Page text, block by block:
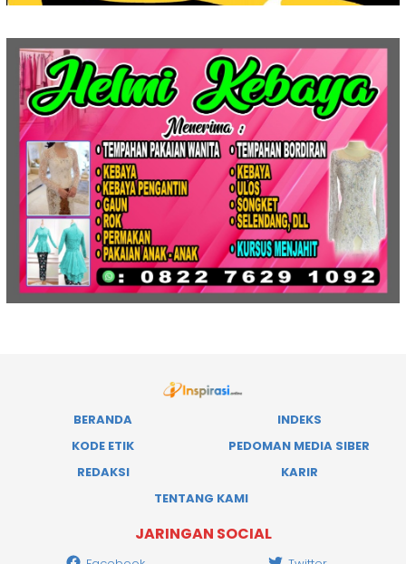
BERANDA
INDEKS
KODE ETIK
PEDOMAN MEDIA SIBER
REDAKSI
KARIR
TENTANG KAMI
JARINGAN SOCIAL